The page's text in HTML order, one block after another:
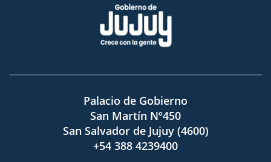
Palacio de Gobierno
San Martín Nº450
San Salvador de Jujuy (4600)
+54 388 4239400